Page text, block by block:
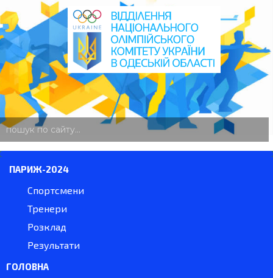
пошук
по
ПАРИЖ-2024
Спортсмени
Тренери
Розклад
Результати
ГОЛОВНА